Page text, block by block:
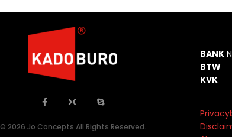
BANK
BTW
KVK
© 2026 Jo Concepts All Rights Reserved.